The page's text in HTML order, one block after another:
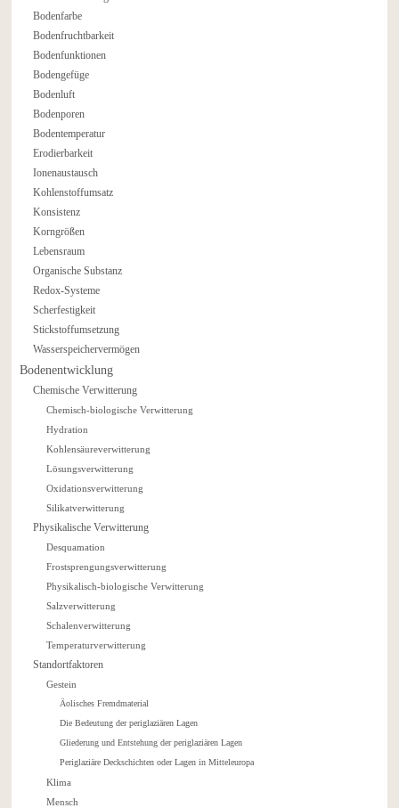
Bodenfarbe
Bodenfruchtbarkeit
Bodenfunktionen
Bodengefüge
Bodenluft
Bodenporen
Bodentemperatur
Erodierbarkeit
Ionenaustausch
Kohlenstoffumsatz
Konsistenz
Korngrößen
Lebensraum
Organische Substanz
Redox-Systeme
Scherfestigkeit
Stickstoffumsetzung
Wasserspeichervermögen
Bodenentwicklung
Chemische Verwitterung
Chemisch-biologische Verwitterung
Hydration
Kohlensäureverwitterung
Lösungsverwitterung
Oxidationsverwitterung
Silikatverwitterung
Physikalische Verwitterung
Desquamation
Frostsprengungsverwitterung
Physikalisch-biologische Verwitterung
Salzverwitterung
Schalenverwitterung
Temperaturverwitterung
Standortfaktoren
Gestein
Äolisches Fremdmaterial
Die Bedeutung der periglaziären Lagen
Gliederung und Entstehung der periglaziären Lagen
Periglaziäre Deckschichten oder Lagen in Mitteleuropa
Klima
Mensch